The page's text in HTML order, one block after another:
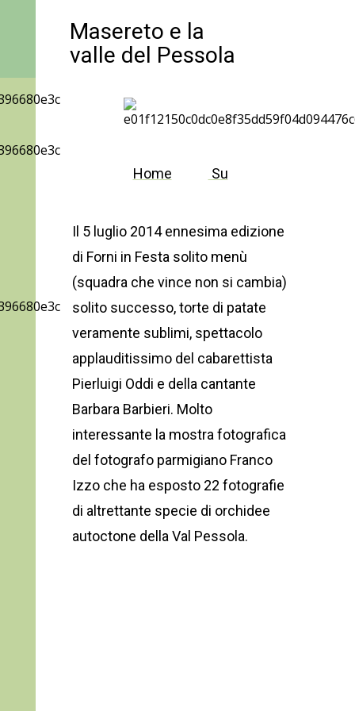
Masereto e la
valle del Pessola
Home Su
Il 5 luglio 2014 ennesima edizione
di Forni in Festa solito menù
(squadra che vince non si cambia)
solito successo, torte di patate
veramente sublimi, spettacolo
applauditissimo del cabarettista
Pierluigi Oddi e della cantante
Barbara Barbieri. Molto
interessante la mostra fotografica
del fotografo parmigiano Franco
Izzo che ha esposto 22 fotografie
di altrettante specie di orchidee
autoctone della Val Pessola.